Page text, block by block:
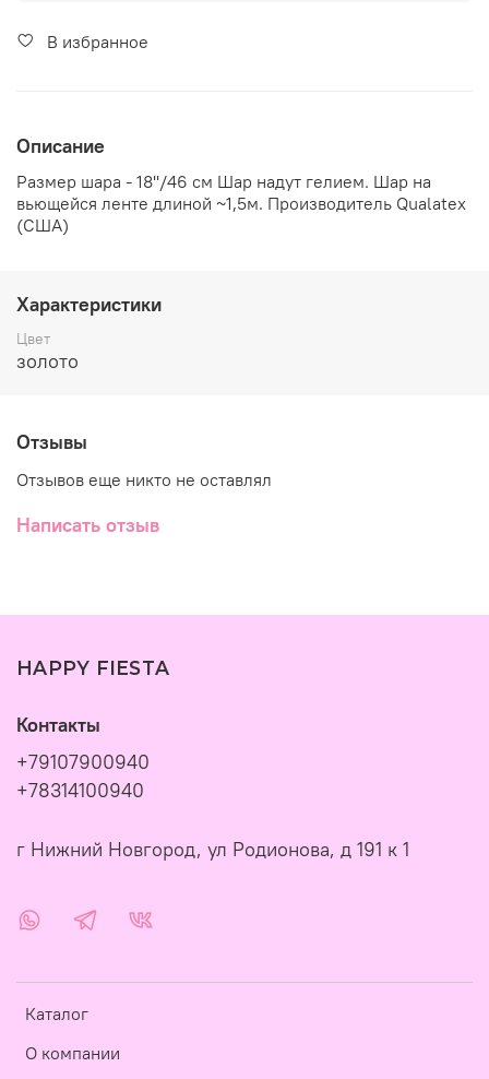
В избранное
Описание
Размер шара - 18''/46 см Шар надут гелием. Шар на
вьющейся ленте длиной ~1,5м. Производитель Qualatex
(США)
Характеристики
Цвет
золото
Отзывы
Отзывов еще никто не оставлял
Написать отзыв
HAPPY FIESTA
Каталог
О компании
Контакты
+79107900940
+78314100940
г Нижний Новгород, ул Родионова, д 191 к 1